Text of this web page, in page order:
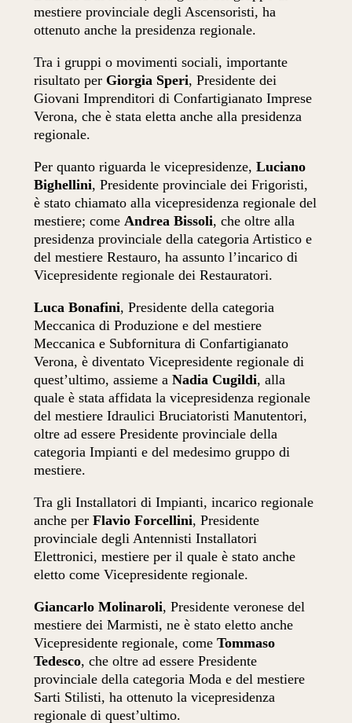
mestiere provinciale degli Ascensoristi, ha
ottenuto anche la presidenza regionale.
Tra i gruppi o movimenti sociali, importante
risultato per Giorgia Speri, Presidente dei
Giovani Imprenditori di Confartigianato Imprese
Verona, che è stata eletta anche alla presidenza
regionale.
Per quanto riguarda le vicepresidenze,Luciano
Bighellini, Presidente provinciale dei Frigoristi,
è stato chiamato alla vicepresidenza regionale del
mestiere; comeAndrea Bissoli, che oltre alla
presidenza provinciale della categoria Artistico e
del mestiere Restauro, ha assunto l’incarico di
Vicepresidente regionale dei Restauratori.
Luca Bonafini, Presidente della categoria
Meccanica di Produzione e del mestiere
Meccanica e Subfornitura di Confartigianato
Verona, è diventato Vicepresidente regionale di
quest’ultimo, assieme aNadia Cugildi, alla
quale è stata affidata la vicepresidenza regionale
del mestiere Idraulici Bruciatoristi Manutentori,
oltre ad essere Presidente provinciale della
categoria Impianti e del medesimo gruppo di
mestiere.
Tra gli Installatori di Impianti, incarico regionale
anche perFlavio Forcellini, Presidente
provinciale degli Antennisti Installatori
Elettronici, mestiere per il quale è stato anche
eletto come Vicepresidente regionale.
Giancarlo Molinaroli, Presidente veronese del
mestiere dei Marmisti, ne è stato eletto anche
Vicepresidente regionale, comeTommaso
Tedesco, che oltre ad essere Presidente
provinciale della categoria Moda e del mestiere
Sarti Stilisti, ha ottenuto la vicepresidenza
regionale di quest’ultimo.